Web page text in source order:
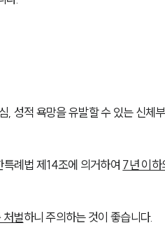
, 성적 욕망을 유발할 수 있는 신체
례법 제14조에 의거하여 7년 이
처벌하니 주의하는 것이 좋습니다.